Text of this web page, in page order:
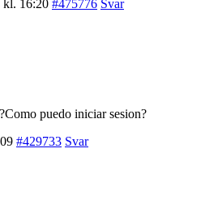
kl. 16:20 #475776 Svar
puedo iniciar sesion?
#429733 Svar